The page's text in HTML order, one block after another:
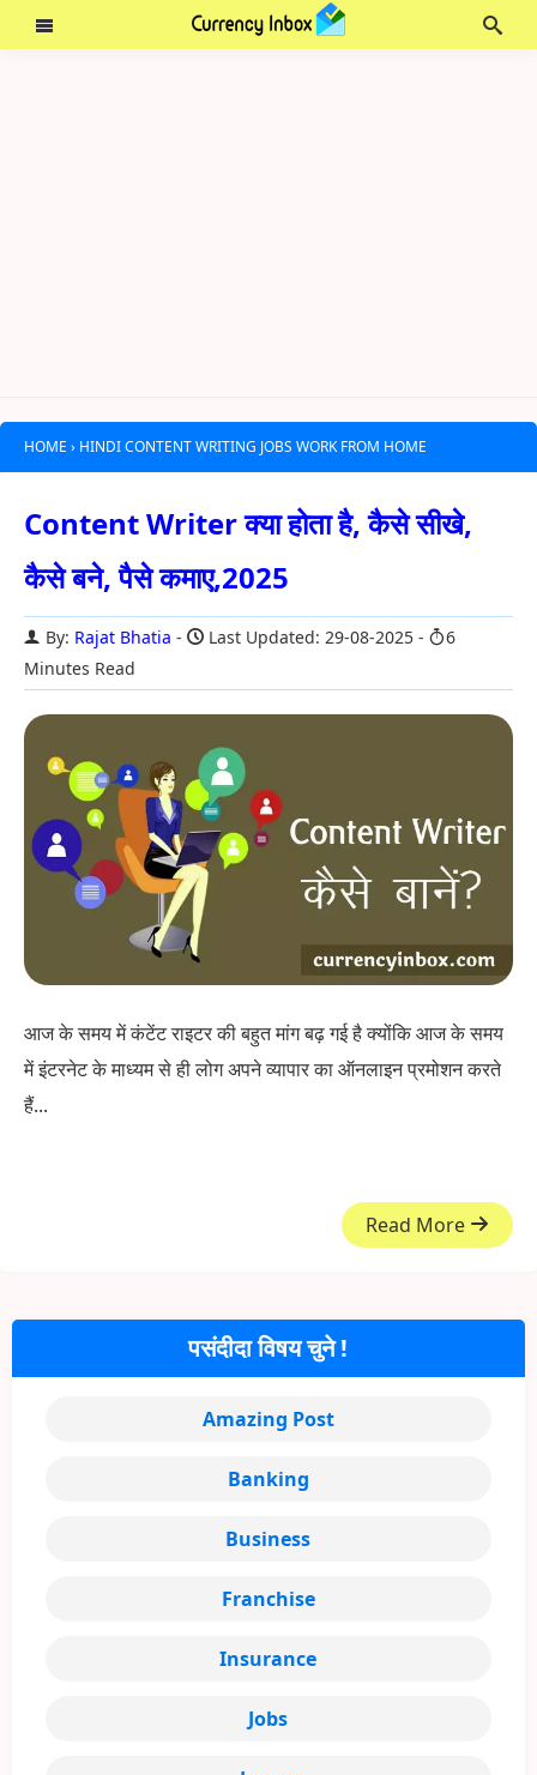
HOME › HINDI CONTENT WRITING JOBS WORK FROM HOME
Content Writer क्या होता है, कैसे सीखे,
कैसे बने, पैसे कमाए,2025
By: Rajat Bhatia Last Updated: 29-08-2025
6
Minutes Read
आज के समय में कंटेंट राइटर की बहुत मांग बढ़ गई है क्योंकि आज के समय
में इंटरनेट के माध्यम से ही लोग अपने व्यापार का ऑनलाइन प्रमोशन करते
हैं...
Read More
पसंदीदा विषय चुने !
Amazing Post
Banking
Business
Franchise
Insurance
Jobs